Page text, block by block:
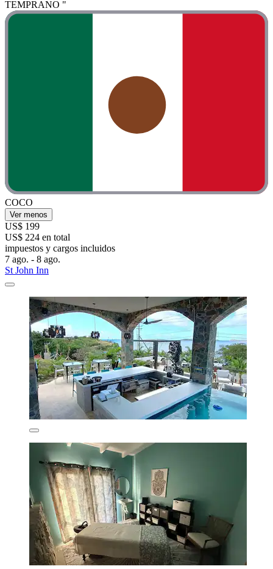
TEMPRANO "
COCO
Ver menos
US$ 199
US$ 224 en total
impuestos y cargos incluidos
7 ago. - 8 ago.
St John Inn